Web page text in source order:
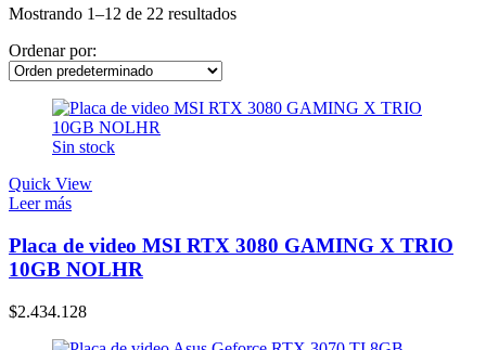
Mostrando 1–12 de 22 resultados
Ordenar por:
Sin stock
Quick View
Leer más
Placa de video MSI RTX 3080 GAMING X TRIO
10GB NOLHR
$2.434.128